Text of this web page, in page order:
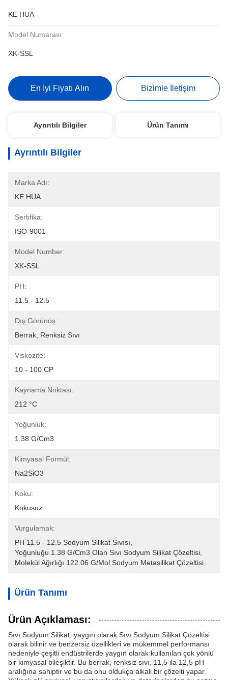
KE HUA
Model Numarası:
XK-SSL
En İyi Fiyatı Alın Bizimle İletişim
Ayrıntılı Bilgiler Ürün Tanımı
Ayrıntılı Bilgiler
Marka Adı:
KE HUA
Sertifika:
ISO-9001
Model Number:
XK-SSL
PH:
11.5 - 12.5
Dış Görünüş:
Berrak, Renksiz Sıvı
Viskozite:
10 - 100 CP
Kaynama Noktası:
212 °C
Yoğunluk:
1.38 G/cm3
Kimyasal Formül:
Na2SiO3
Koku:
Kokusuz
Vurgulamak:
PH 11.5 - 12.5 Sodyum Silikat Sıvısı
Yoğunluğu 1.38 G/cm3 Olan Sıvı Sodyum Silikat Çözeltisi
Molekül Ağırlığı 122.06 G/mol Sodyum Metasilikat Çözeltisi
Ürün Tanımı
Ürün Açıklaması:
Sıvı Sodyum Silikat, yaygın olarak Sıvı Sodyum Silikat Çözeltisi
olarak bilinir ve benzersiz özellikleri ve mükemmel performansı
nedeniyle çeşitli endüstrilerde yaygın olarak kullanılan çok yönlü
bir kimyasal bileşiktir. Bu berrak, renksiz sıvı, 11,5 ila 12,5 pH
aralığına sahiptir ve bu da onu oldukça alkali bir çözelti yapar.